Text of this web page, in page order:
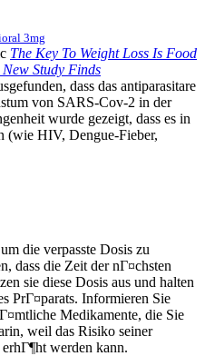
3mg
The Key To Weight Loss Is Food
Study Finds
dass das antiparasitare
von SARS-Cov-2 in der
wurde gezeigt, dass es in
(wie HIV, Dengue-Fieber,
die verpasste Dosis zu
dass die Zeit der nГ¤chsten
sie diese Dosis aus und halten
PrГ¤parats. Informieren Sie
Medikamente, die Sie
weil das Risiko seiner
werden kann.